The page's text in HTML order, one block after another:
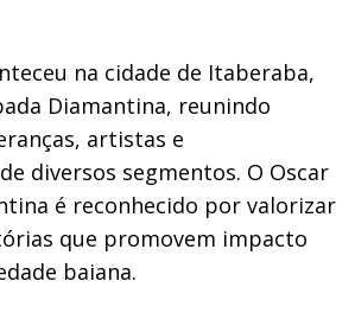
na cidade de Itaberaba,
Diamantina, reunindo
artistas e
diversos segmentos. O Oscar
é reconhecido por valorizar
que promovem impacto
baiana.